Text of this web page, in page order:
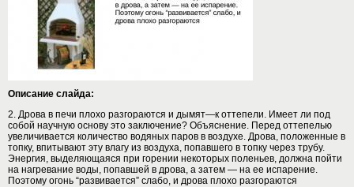
Описание слайда:
2. Дрова в печи плохо разгораются и дымят—к оттепели. Имеет ли под
собой научную основу это заключение? Объяснение. Перед оттепелью
увеличивается количество водяных паров в воздухе. Дрова, положенные в
топку, впитывают эту влагу из воздуха, попавшего в топку через трубу.
Энергия, выделяющаяся при горении некоторых поленьев, должна пойти
на нагревание воды, попавшей в дрова, а затем — на ее испарение.
Поэтому огонь “развивается” слабо, и дрова плохо разгораются